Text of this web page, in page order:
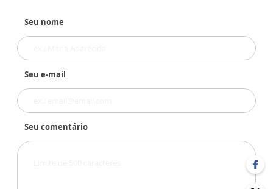
Seu nome
Seu e-mail
Seu comentário